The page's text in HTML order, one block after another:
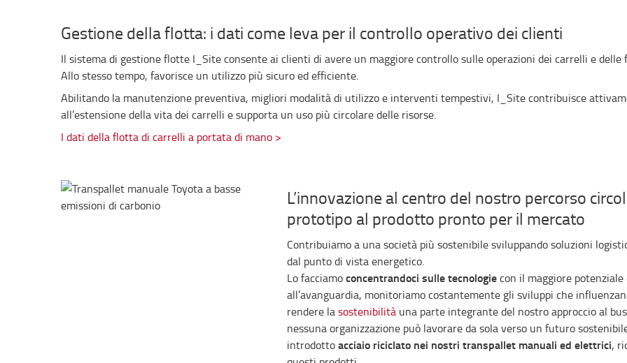
Gestione della flotta: i dati come leva per il controllo operativo dei clienti
Il sistema di gestione flotte I_Site consente ai clienti di avere un maggiore controllo sulle operazioni dei carrelli e delle
Allo stesso tempo, favorisce un utilizzo più sicuro ed efficiente.
Abilitando la manutenzione preventiva, migliori modalità di utilizzo e interventi tempestivi, I_Site contribuisce
all’estensione della vita dei carrelli e supporta un uso più circolare delle risorse.
I dati della flotta di carrelli a portata di mano >
L’innovazione al centro del nostro percorso
prototipo al prodotto pronto per il mercato
Contribuiamo a una società più sostenibile sviluppando soluzioni
dal punto di vista energetico.
Lo facciamoconcentrandoci sulle tecnologiecon il maggiore
all’avanguardia, monitoriamo costantemente gli sviluppi che
rendere lasostenibilità una parte integrante del nostro approccio al
nessuna organizzazione può lavorare da sola verso un futuro
introdottoacciaio riciclato nei nostri transpallet manuali ed elettrici,